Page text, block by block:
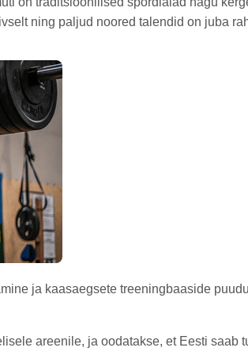
ning paljud noored talendid on juba
ja kaasaegsete treeningbaaside
areenile, ja oodatakse, et Eesti